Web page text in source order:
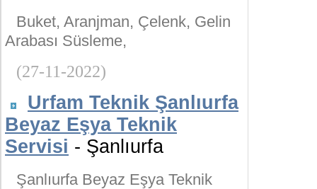
Buket, Aranjman, Çelenk, Gelin
Arabası Süsleme,
(27-11-2022)
Urfam Teknik Şanlıurfa
Beyaz Eşya Teknik
Servisi - Şanlıurfa
Şanlıurfa Beyaz Eşya Teknik